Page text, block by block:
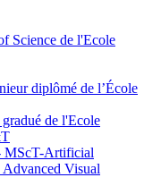
Science de l'Ecole
diplômé de l’École
de l'Ecole
Artificial
Visual